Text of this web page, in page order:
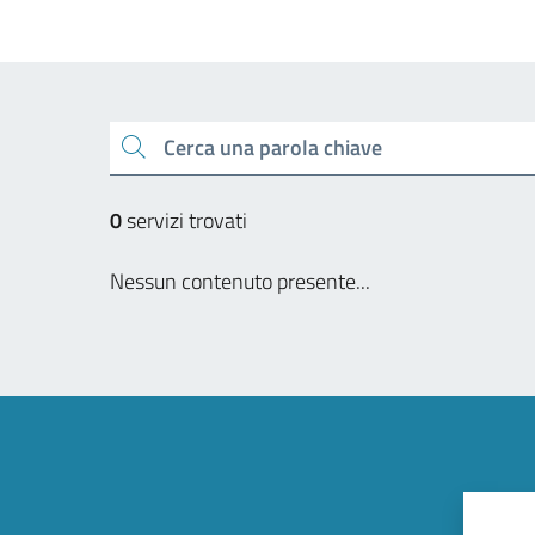
Cerca una parola chiave
0servizi trovati
Nessun contenuto presente...